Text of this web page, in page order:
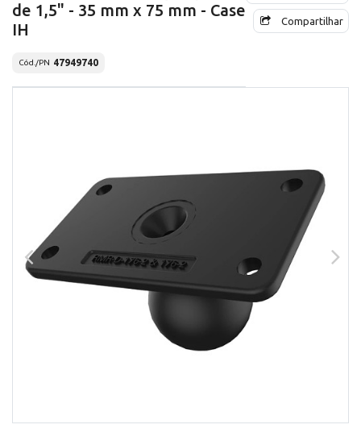
de 1,5" - 35 mm x 75 mm - Case
IH
Cód./PN 47949740
Compartilhar